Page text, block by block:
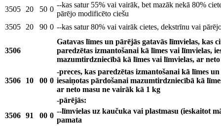
3505
20 50 0
--kas satur 55% vai vairāk, bet mazāk nekā 80%
pārējo modificēto ciešu
3505
20 90 0 --kas satur 80% vai vairāk cietes, dekstrīnu vai
3506
Gatavas līmes un pārējās gatavās līmvielas, kas
paredzētas izmantošanai kā līmes vai līmvielas,
mazumtirdzniecībā kā līmes vai līmvielas, ar
3506 10 00 0
-preces, kas paredzētas izmantošanai kā līmes
iesaiņotas pārdošanai mazumtirdzniecībā kā
ar neto masu ne vairāk kā 1 kg
-pārējās:
3506 91 00 0
--līmvielas uz kaučuka vai plastmasu (ieskaitot
pamata